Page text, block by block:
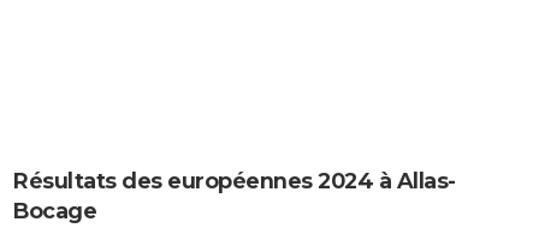
CARTE DE VOEUX
Carte de Noël
Carte Bonne année
Carte Saint-Valentin
Carte Pâques
Carte d'anniversaire
Résultats des européennes 2024 à Allas-
Bocage